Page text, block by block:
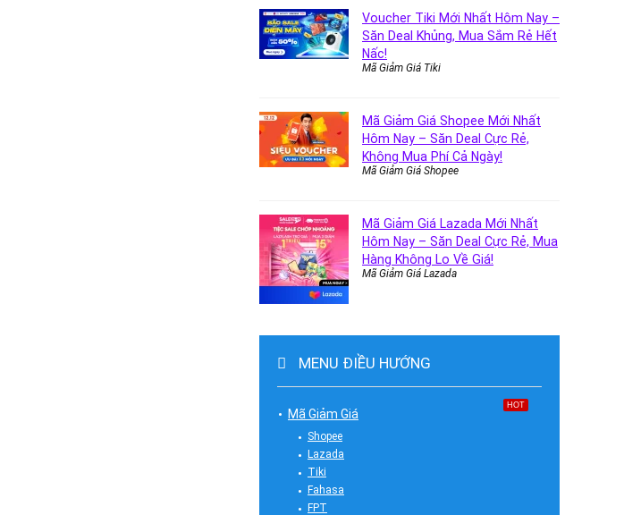
Voucher Tiki Mới Nhất Hôm Nay –
Săn Deal Khủng, Mua Sắm Rẻ Hết
Nấc!
Mã Giảm Giá Tiki
Mã Giảm Giá Shopee Mới Nhất
Hôm Nay – Săn Deal Cực Rẻ,
Không Mua Phí Cả Ngày!
Mã Giảm Giá Shopee
Mã Giảm Giá Lazada Mới Nhất
Hôm Nay – Săn Deal Cực Rẻ, Mua
Hàng Không Lo Về Giá!
Mã Giảm Giá Lazada
MENU ĐIỀU HƯỚNG
Mã Giảm Giá
HOT
Shopee
Lazada
Tiki
Fahasa
FPT